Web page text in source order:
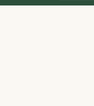
© 2026 spa2000